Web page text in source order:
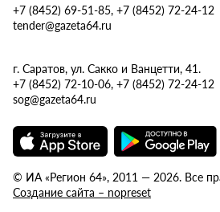
+7 (8452) 69-51-85, +7 (8452) 72-24-12
tender@gazeta64.ru
г. Саратов, ул. Сакко и Ванцетти, 41.
+7 (8452) 72-10-06, +7 (8452) 72-24-12
sog@gazeta64.ru
© ИА «Регион 64», 2011 — 2026. Все
Создание сайта – nopreset